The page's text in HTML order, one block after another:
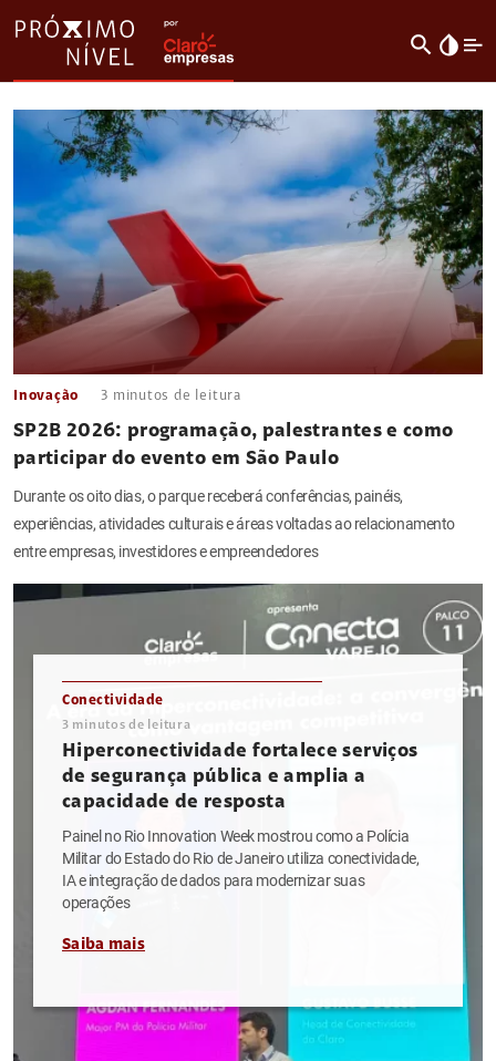
search invert_colors
Inovação 3 minutos de leitura
SP2B 2026: programação, palestrantes e como
participar do evento em São Paulo
Durante os oito dias, o parque receberá conferências, painéis,
experiências, atividades culturais e áreas voltadas ao relacionamento
entre empresas, investidores e empreendedores
Conectividade
3 minutos de leitura
Hiperconectividade fortalece serviços
de segurança pública e amplia a
capacidade de resposta
Painel no Rio Innovation Week mostrou como a Polícia
Militar do Estado do Rio de Janeiro utiliza conectividade,
IA e integração de dados para modernizar suas
operações
Saiba mais